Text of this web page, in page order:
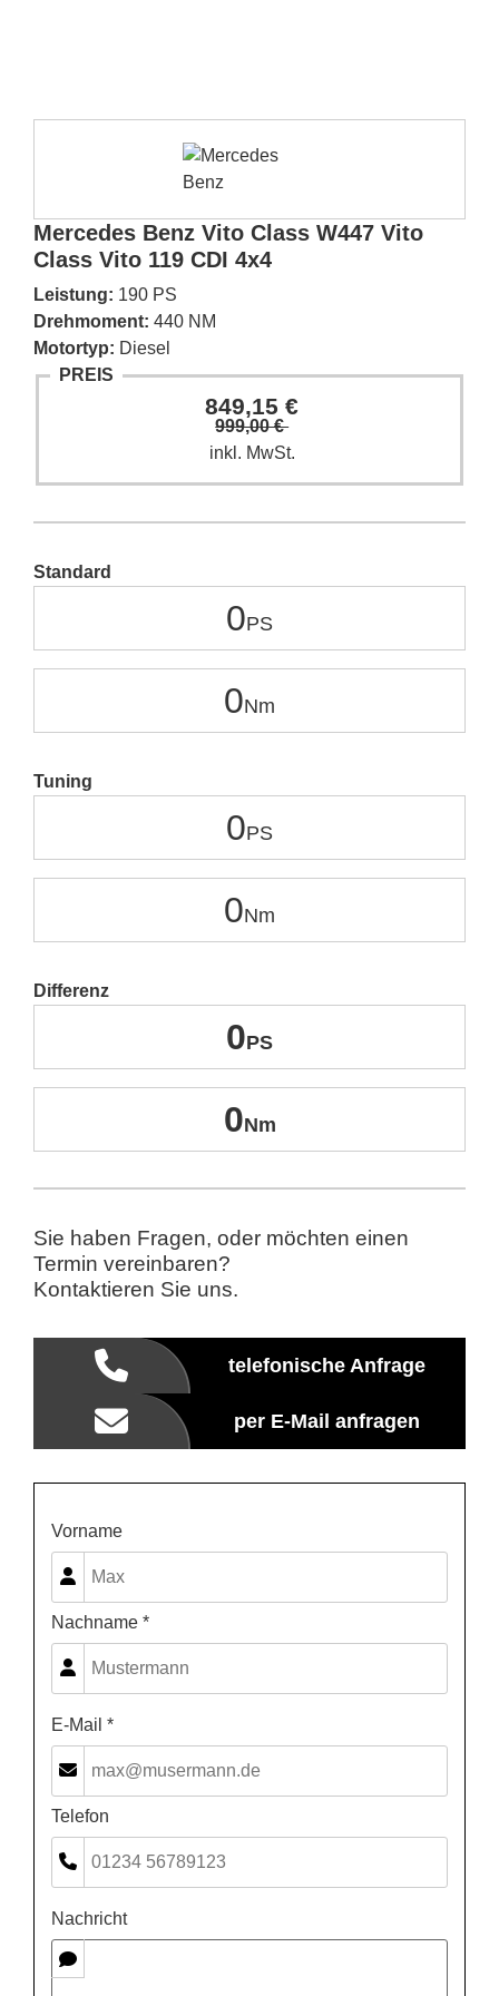
Mercedes Benz Vito Class W447 Vito
Class Vito 119 CDI 4x4
Leistung: 190 PS
Drehmoment: 440 NM
Motortyp: Diesel
PREIS
849,15 €
999,00 €
inkl. MwSt.
Standard
0
0
Tuning
0
0
Differenz
0
0
Sie haben Fragen, oder möchten einen
Termin vereinbaren?
Kontaktieren Sie uns.
telefonische Anfrage
per E-Mail anfragen
Vorname
Nachname *
E-Mail *
Telefon
Nachricht